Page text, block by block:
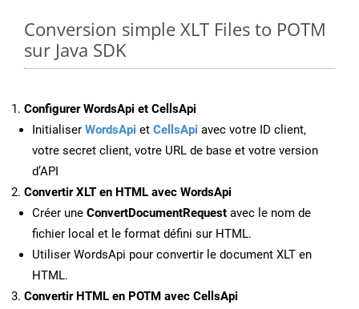
Conversion simple XLT Files to POTM
sur Java SDK
Configurer WordsApi et CellsApi
Initialiser WordsApi et CellsApi avec votre ID client,
votre secret client, votre URL de base et votre version
d’API
Convertir XLT en HTML avec WordsApi
Créer une ConvertDocumentRequest avec le nom de
fichier local et le format défini sur HTML.
Utiliser WordsApi pour convertir le document XLT en
HTML.
Convertir HTML en POTM avec CellsApi